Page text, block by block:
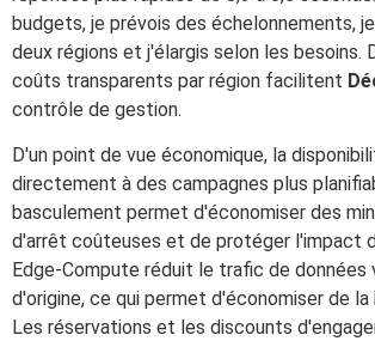
budgets, je prévois des échelonnements,
deux régions et j'élargis selon les besoins.
coûts transparents par région facilitent
contrôle de gestion.
D'un point de vue économique, la
directement à des campagnes plus
basculement permet d'économiser des
d'arrêt coûteuses et de protéger l'impact
Edge-Compute réduit le trafic de données
d'origine, ce qui permet d'économiser de la
Les réservations et les discounts